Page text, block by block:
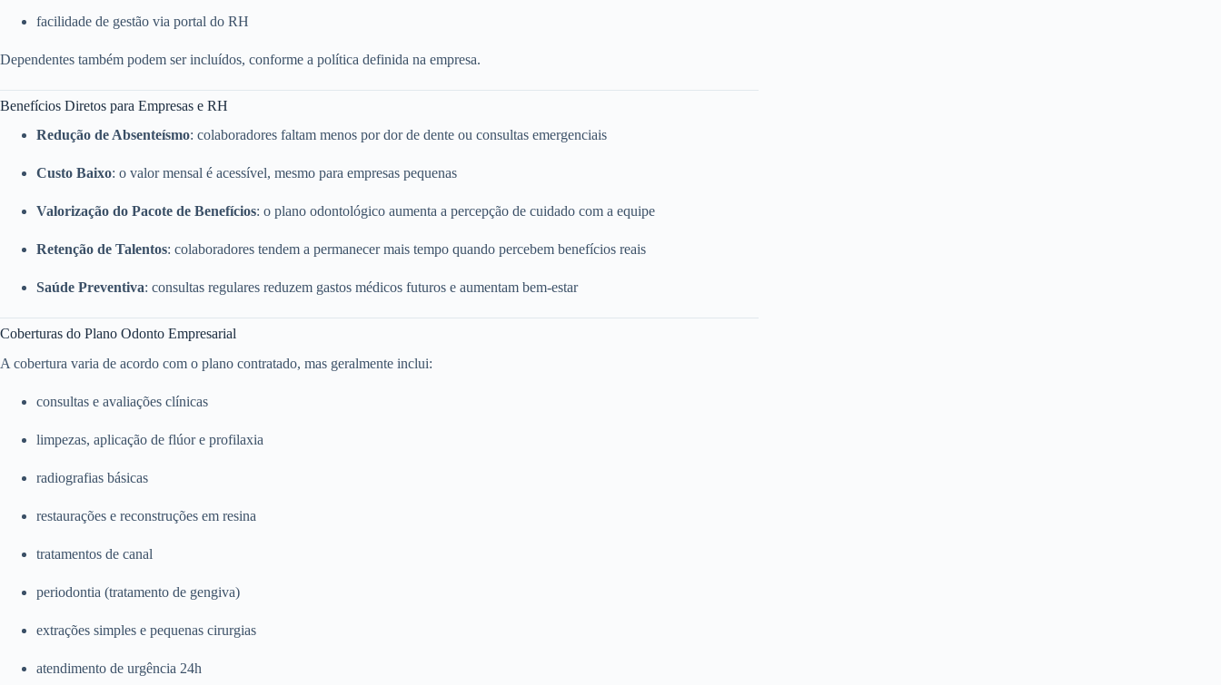
facilidade de gestão via portal do RH
Dependentes também podem ser incluídos, conforme a política definida na empresa.
Benefícios Diretos para Empresas e RH
Redução de Absenteísmo: colaboradores faltam menos por dor de dente ou consultas emergenciais
Custo Baixo: o valor mensal é acessível, mesmo para empresas pequenas
Valorização do Pacote de Benefícios: o plano odontológico aumenta a percepção de cuidado com a equipe
Retenção de Talentos: colaboradores tendem a permanecer mais tempo quando percebem benefícios reais
Saúde Preventiva: consultas regulares reduzem gastos médicos futuros e aumentam bem-estar
Coberturas do Plano Odonto Empresarial
A cobertura varia de acordo com o plano contratado, mas geralmente inclui:
consultas e avaliações clínicas
limpezas, aplicação de flúor e profilaxia
radiografias básicas
restaurações e reconstruções em resina
tratamentos de canal
periodontia (tratamento de gengiva)
extrações simples e pequenas cirurgias
atendimento de urgência 24h